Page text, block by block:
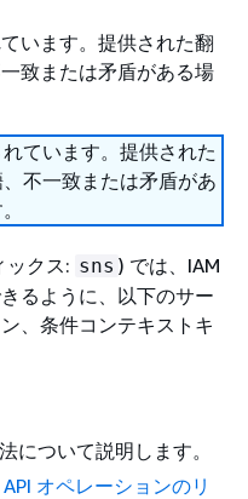
います。提供された翻
致または矛盾がある場
ています。提供された
不一致または矛盾があ
ックス: sns ) では、IAM
るように、以下のサー
、条件コンテキストキ
について説明します。
オペレーションのリ